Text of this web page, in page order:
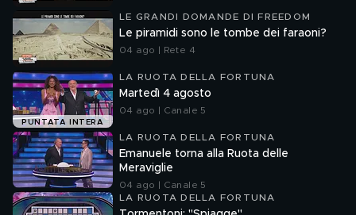
LE GRANDI DOMANDE DI FREEDOM
Le piramidi sono le tombe dei faraoni?
04 ago | Rete 4
PUNTATA INTERA
LA RUOTA DELLA FORTUNA
Martedì 4 agosto
04 ago | Canale 5
LA RUOTA DELLA FORTUNA
Emanuele torna alla Ruota delle
Meraviglie
04 ago | Canale 5
LA RUOTA DELLA FORTUNA